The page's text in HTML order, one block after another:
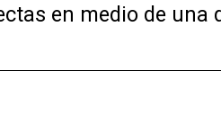
en medio de una